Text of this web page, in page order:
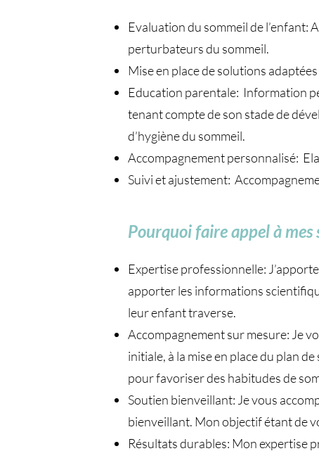
Evaluation du sommeil de l’enfant:
perturbateurs du sommeil.
Mise en place de solutions
Education parentale: Information
tenant compte de son stade de
d’hygiène du sommeil.
Accompagnement personnalisé:
Suivi et ajustement:
Pourquoi faire appel à mes
Expertise professionnelle:
apporter les informations
leur enfant traverse.
Accompagnement sur mesure: Je
initiale, à la mise en place du plan
pour favoriser des habitudes de
Soutien bienveillant: Je vous
bienveillant. Mon objectif étant de
Résultats durables: Mon expertise